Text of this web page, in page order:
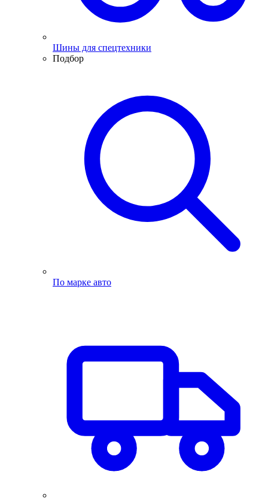
Шины для спецтехники
Подбор
По марке авто